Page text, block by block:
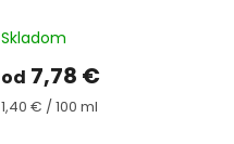
Skladom
od 7,78 €
Jednotková
1,40 € / 100 ml